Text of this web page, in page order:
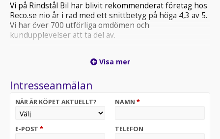
Vi på Rindstål Bil har blivit rekommenderat företag hos
Reco.se nio år i rad med ett snittbetyg på höga 4,3 av 5.
Vi har över 700 utförliga omdömen och
kundupplevelser att ta del av.
- Parkeringssensorer (fram och bak)
bilens utrustning listas.
modell, ålder och miltal.
Visa mer
Intresseanmälan
NÄR ÄR KÖPET AKTUELLT? NAMN *
E-POST * TELEFON